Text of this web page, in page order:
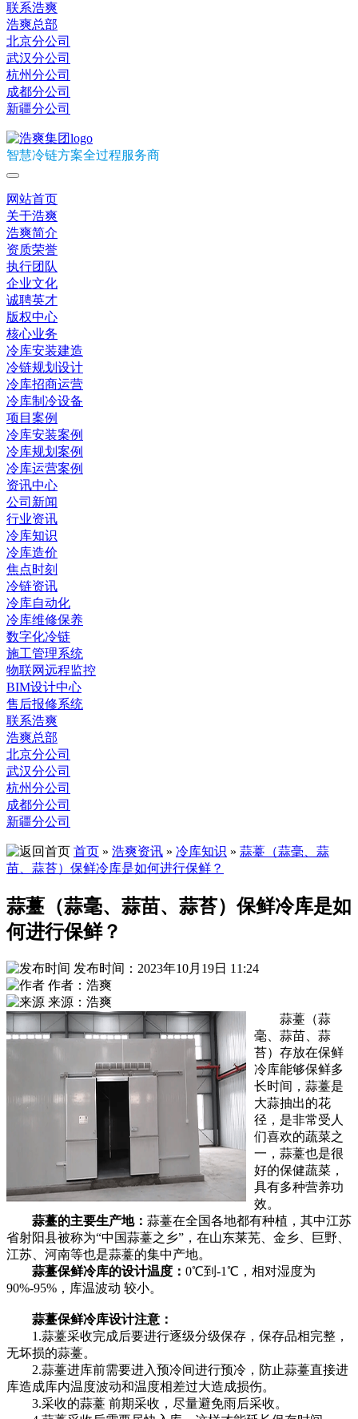
联系浩爽
浩爽总部
北京分公司
武汉分公司
杭州分公司
成都分公司
新疆分公司
智慧冷链方案全过程服务商
网站首页
关于浩爽
浩爽简介
资质荣誉
执行团队
企业文化
诚聘英才
版权中心
核心业务
冷库安装建造
冷链规划设计
冷库招商运营
冷库制冷设备
项目案例
冷库安装案例
冷库规划案例
冷库运营案例
资讯中心
公司新闻
行业资讯
冷库知识
冷库造价
焦点时刻
冷链资讯
冷库自动化
冷库维修保养
数字化冷链
施工管理系统
物联网远程监控
BIM设计中心
售后报修系统
联系浩爽
浩爽总部
北京分公司
武汉分公司
杭州分公司
成都分公司
新疆分公司
首页 » 浩爽资讯 » 冷库知识 » 蒜薹（蒜毫、蒜
苗、蒜苔）保鲜冷库是如何进行保鲜？
蒜薹（蒜毫、蒜苗、蒜苔）保鲜冷库是如
何进行保鲜？
发布时间：2023年10月19日 11:24
作者：浩爽
来源：浩爽
蒜薹（蒜
毫、蒜苗、蒜
苔）存放在保鲜
冷库能够保鲜多
长时间，蒜薹是
大蒜抽出的花
径，是非常受人
们喜欢的蔬菜之
一，蒜薹也是很
好的保健蔬菜，
具有多种营养功
效。
蒜薹的主要生产地： 蒜薹在全国各地都有种植，其中江苏
省射阳县被称为“中国蒜薹之乡”，在山东莱芜、金乡、巨野、
江苏、河南等也是蒜薹的集中产地。
蒜薹保鲜冷库的设计温度： 0℃到-1℃，相对湿度为
90%-95%，库温波动 较小。
蒜薹保鲜冷库设计注意：
1.蒜薹采收完成后要进行逐级分级保存，保存品相完整，
无坏损的蒜薹。
2.蒜薹进库前需要进入预冷间进行预冷，防止蒜薹直接进
库造成库内温度波动和温度相差过大造成损伤。
3.采收的蒜薹 前期采收，尽量避免雨后采收。